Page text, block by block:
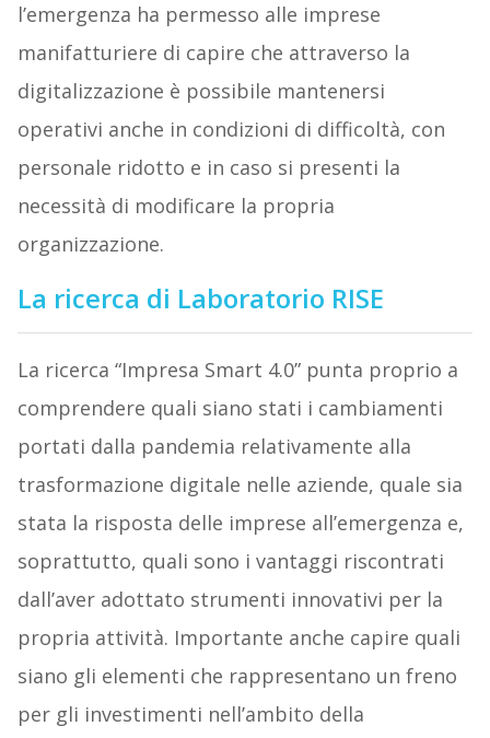
l’emergenza ha permesso alle imprese
manifatturiere di capire che attraverso la
digitalizzazione è possibile mantenersi
operativi anche in condizioni di difficoltà, con
personale ridotto e in caso si presenti la
necessità di modificare la propria
organizzazione.
La ricerca di Laboratorio RISE
La ricerca “Impresa Smart 4.0” punta proprio a
comprendere quali siano stati i cambiamenti
portati dalla pandemia relativamente alla
trasformazione digitale nelle aziende, quale sia
stata la risposta delle imprese all’emergenza e,
soprattutto, quali sono i vantaggi riscontrati
dall’aver adottato strumenti innovativi per la
propria attività. Importante anche capire quali
siano gli elementi che rappresentano un freno
per gli investimenti nell’ambito della